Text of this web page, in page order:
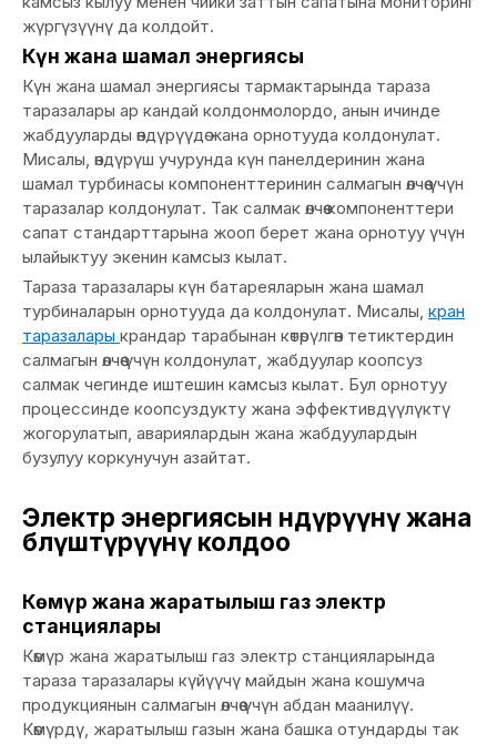
жүргүзүүнү да колдойт.
Күн жана шамал энергиясы
Күн жана шамал энергиясы тармактарында тараза
таразалары ар кандай колдонмолордо, анын ичинде
жабдууларды өндүрүүдө жана орнотууда колдонулат.
Мисалы, өндүрүш учурунда күн панелдеринин жана
шамал турбинасы компоненттеринин салмагын өлчөө үчүн
таразалар колдонулат. Так салмак өлчөө компоненттери
сапат стандарттарына жооп берет жана орнотуу үчүн
ылайыктуу экенин камсыз кылат.
Тараза таразалары күн батареяларын жана шамал
турбиналарын орнотууда да колдонулат. Мисалы, кран
таразалары крандар тарабынан көтөрүлгөн тетиктердин
салмагын өлчөө үчүн колдонулат, жабдуулар коопсуз
салмак чегинде иштешин камсыз кылат. Бул орнотуу
процессинде коопсуздукту жана эффективдүүлүктү
жогорулатып, авариялардын жана жабдуулардын
бузулуу коркунучун азайтат.
Электр энергиясын өндүрүүнү жана
бөлүштүрүүнү колдоо
Көмүр жана жаратылыш газ электр
станциялары
Көмүр жана жаратылыш газ электр станцияларында
тараза таразалары күйүүчү майдын жана кошумча
продукциянын салмагын өлчөө үчүн абдан маанилүү.
Көмүрдү, жаратылыш газын жана башка отундарды так